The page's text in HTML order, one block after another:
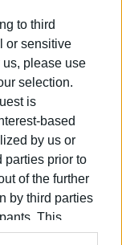
to third
or sensitive
us, please use
selection.
is
based
by us or
parties prior to
of the further
by third parties
This
to third parties